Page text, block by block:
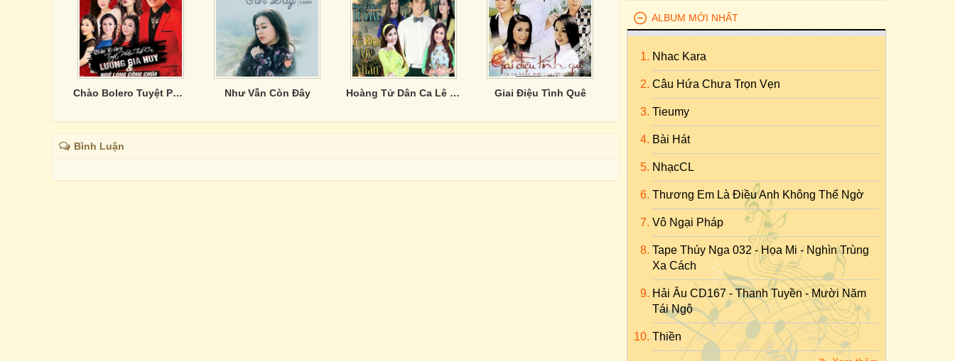
Chào Bolero Tuyệt Phẩm Tình Ca Như Vẫn Còn Đây Hoàng Tử Dân Ca Lê Sang & Tứ Đại Mỹ Nhân Giai Điệu Tình Quê
Bình Luận
ALBUM MỚI NHẤT
Nhac Kara
Câu Hứa Chưa Trọn Vẹn
Tieumy
Bài Hát
NhạcCL
Thương Em Là Điều Anh Không Thể Ngờ
Vô Ngại Pháp
Tape Thúy Nga 032 - Họa Mi - Nghìn Trùng
Xa Cách
Hải Âu CD167 - Thanh Tuyền - Mười Năm
Tái Ngộ
Thiền